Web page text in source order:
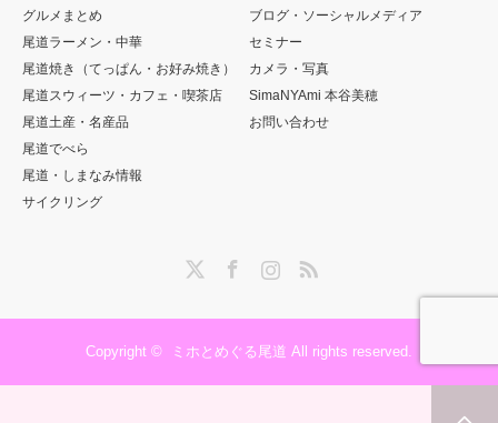
グルメまとめ
尾道ラーメン・中華
尾道焼き（てっぱん・お好み焼き）
尾道スウィーツ・カフェ・喫茶店
尾道土産・名産品
尾道でべら
尾道・しまなみ情報
サイクリング
ブログ・ソーシャルメディア
セミナー
カメラ・写真
SimaNYAmi 本谷美穂
お問い合わせ
InstagramRSS
Copyright © ミホとめぐる尾道 All rights reserved.